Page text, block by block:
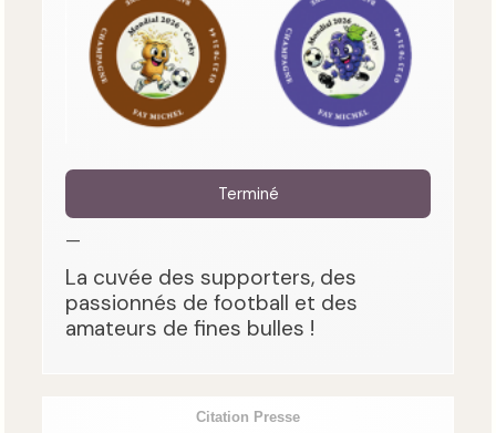
Terminé
—
La cuvée des supporters, des
passionnés de football et des
amateurs de fines bulles !
Citation Presse